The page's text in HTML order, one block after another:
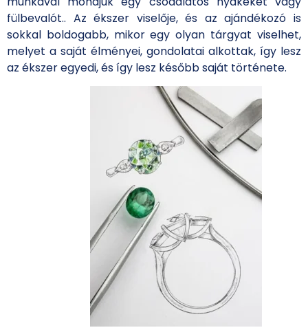
fülbevalót.. Az ékszer viselője, és az ajándékozó is
sokkal boldogabb, mikor egy olyan tárgyat viselhet,
melyet a saját élményei, gondolatai alkottak, így lesz
az ékszer egyedi, és így lesz később saját története.